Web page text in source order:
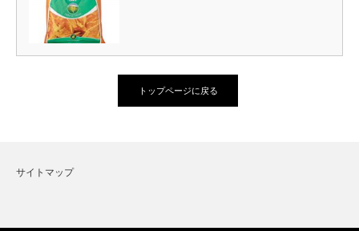
トップページに戻る
サイトマップ